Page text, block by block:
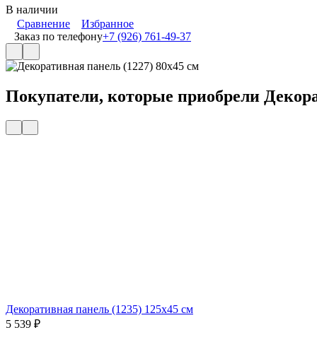
В наличии
Сравнение
Избранное
Заказ по телефону+7 (926) 761-49-37
Покупатели, которые приобрели
Декоративная панель (1235) 125х45 cм
5 539 ₽